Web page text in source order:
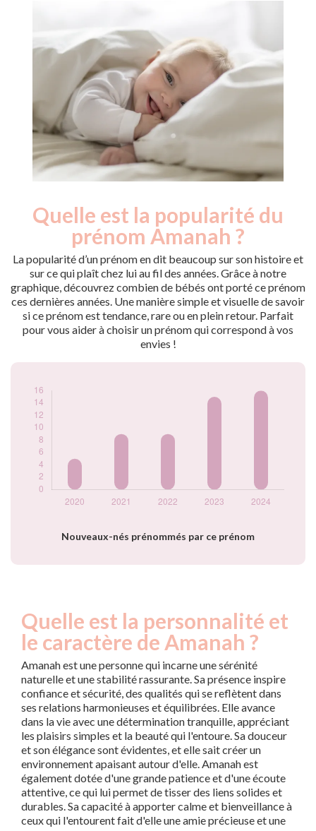
Quelle est la popularité du
prénom Amanah ?
La popularité d’un prénom en dit beaucoup sur son histoire et
sur ce qui plaît chez lui au fil des années. Grâce à notre
graphique, découvrez combien de bébés ont porté ce prénom
ces dernières années. Une manière simple et visuelle de savoir
si ce prénom est tendance, rare ou en plein retour. Parfait
pour vous aider à choisir un prénom qui correspond à vos
envies !
Nouveaux-nés prénommés par ce prénom
Popularité du
Année
Nouveaux-
nés
2021
9
2022
9
2023
15
2024
16
Quelle est la personnalité et
le caractère de Amanah ?
Amanah est une personne qui incarne une sérénité
naturelle et une stabilité rassurante. Sa présence inspire
confiance et sécurité, des qualités qui se reflètent dans
ses relations harmonieuses et équilibrées. Elle avance
dans la vie avec une détermination tranquille, appréciant
les plaisirs simples et la beauté qui l'entoure. Sa douceur
et son élégance sont évidentes, et elle sait créer un
environnement apaisant autour d'elle. Amanah est
également dotée d'une grande patience et d'une écoute
attentive, ce qui lui permet de tisser des liens solides et
durables. Sa capacité à apporter calme et bienveillance à
ceux qui l'entourent fait d'elle une amie précieuse et une